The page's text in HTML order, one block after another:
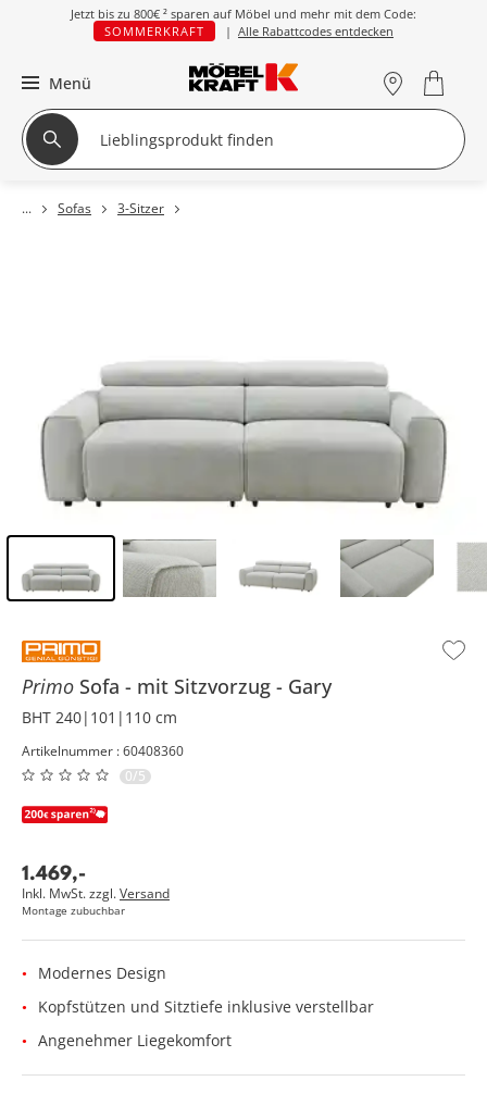
Jetzt bis zu 800€ ² sparen auf Möbel und mehr mit dem Code:
SOMMERKRAFT
| Alle Rabattcodes entdecken
Menü
Sofas 3-Sitzer
Primo Sofa mit Sitzvorzug Gary
BHT 240|101|110 cm
Artikelnummer : 60408360
0/5
1.469,-
Inkl. MwSt. zzgl.Versand
Montage zubuchbar
Modernes Design
Kopfstützen und Sitztiefe inklusive verstellbar
Angenehmer Liegekomfort